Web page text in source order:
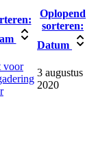
Oplopend
sorteren:
Datum
voor
3 augustus
2020